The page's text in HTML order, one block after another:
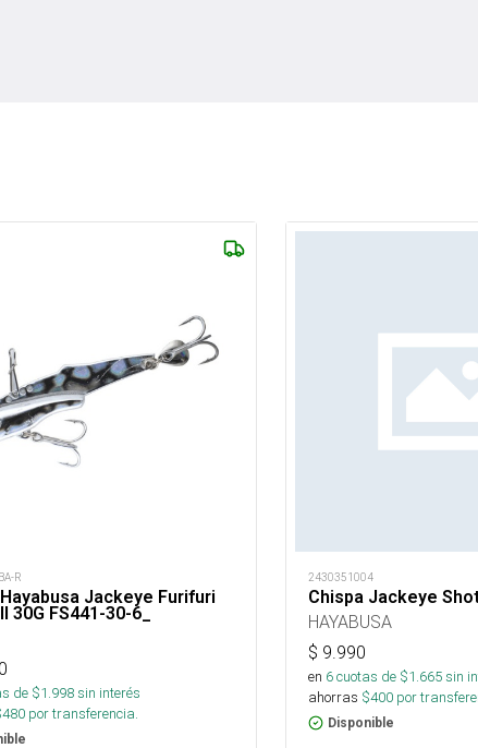
R
Jackeye Furifuri
30G FS441-30-6_
de $1.998sin interés
480 por transferencia.
2430351004
Chispa Jackeye
HAYABUSA
$ 9.990
en 6cuotas de $1.665sin
ahorras $400 por
Disponible